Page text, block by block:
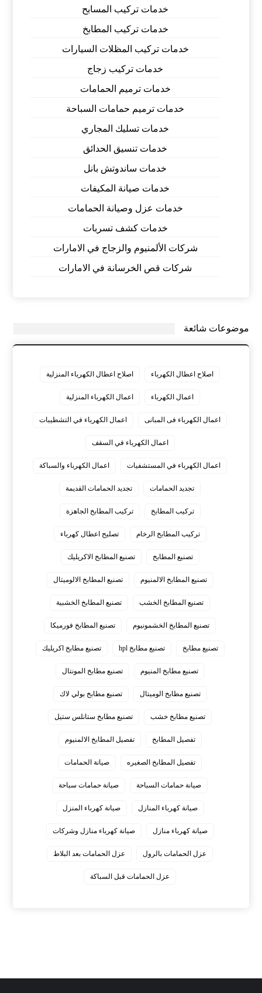
خدمات تركيب المسابح
خدمات تركيب المطابخ
خدمات تركيب المظلات السيارات
خدمات تركيب زجاج
خدمات ترميم الحمامات
خدمات ترميم حمامات السباحة
خدمات تسليك المجاري
خدمات تنسيق الحدائق
خدمات ساندوتش بانل
خدمات صيانة المكيفات
خدمات عزل وصيانة الحمامات
خدمات كشف تسربات
شركات الألمنيوم والزجاج في الامارات
شركات قص الخرسانة في الامارات
موضوعات شائعة
اصلاح اعطال الكهرباء اصلاح اعطال الكهرباء المنزلية
اعمال الكهرباء اعمال الكهرباء المنزلية
اعمال الكهرباء فى المبانى اعمال الكهرباء في التشطيبات
اعمال الكهرباء في السقف
اعمال الكهرباء في المستشفيات اعمال الكهرباء والسباكة
تجديد الحمامات تجديد الحمامات القديمة
تركيب المطابخ تركيب المطابخ الجاهزة
تركيب المطابخ الرخام تصليح اعطال كهرباء
تصنيع المطابخ تصنيع المطابخ الاكريليك
تصنيع المطابخ الالمنيوم تصنيع المطابخ الالوميتال
تصنيع المطابخ الخشب تصنيع المطابخ الخشبية
تصنيع المطابخ الخشمونيوم تصنيع المطابخ فورميكا
تصنيع مطابخ تصنيع مطابخ hpl تصنيع مطابخ اكريليك
تصنيع مطابخ المنيوم تصنيع مطابخ المونتال
تصنيع مطابخ الوميتال تصنيع مطابخ بولي لاك
تصنيع مطابخ خشب تصنيع مطابخ ستانلس ستيل
تفصيل المطابخ تفصيل المطابخ الالمنيوم
تفصيل المطابخ الصغيره صيانة الحمامات
صيانة حمامات السباحة صيانة حمامات سباحة
صيانة كهرباء المنازل صيانة كهرباء المنزل
صيانة كهرباء منازل صيانة كهرباء منازل وشركات
عزل الحمامات بالرول عزل الحمامات بعد البلاط
عزل الحمامات قبل السباكة